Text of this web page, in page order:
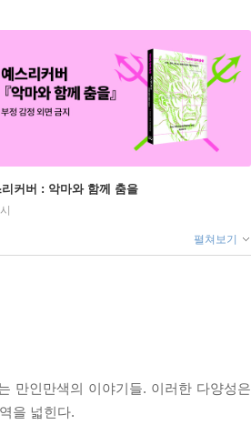
커버 : 악마와 함께 춤을
펼쳐보기
만인만색의 이야기들. 이러한 다양성은
을 넓힌다.